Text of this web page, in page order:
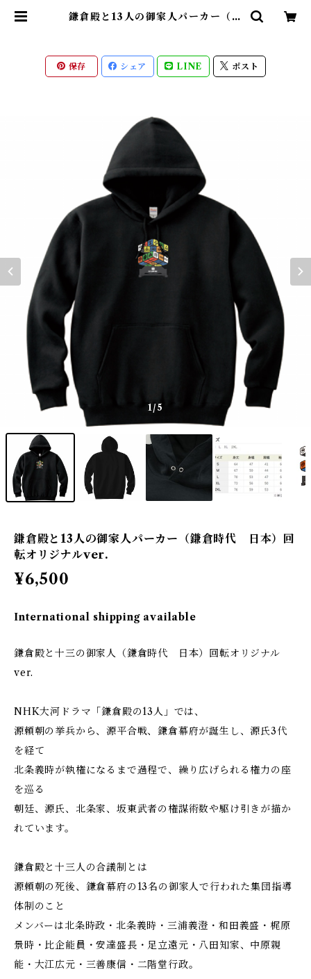
鎌倉殿と13人の御家人パーカー（鎌
ズのネット通販
保存 シェア LINE ポスト
1/5
鎌倉殿と13人の御家人パーカー（鎌倉時代 日本）回
転オリジナルver.
¥6,500
International shipping available
鎌倉殿と十三の御家人（鎌倉時代 日本）回転オリジナル
ver.
NHK大河ドラマ「鎌倉殿の13人」では、
源頼朝の挙兵から、源平合戦、鎌倉幕府が誕生し、源氏3代
を経て
北条義時が執権になるまで過程で、繰り広げられる権力の座
を巡る
朝廷、源氏、北条家、坂東武者の権謀術数や駆け引きが描か
れています。
鎌倉殿と十三人の合議制とは
源頼朝の死後、鎌倉幕府の13名の御家人で行われた集団指導
体制のこと
メンバーは北条時政・北条義時・三浦義澄・和田義盛・梶原
景時・比企能員・安達盛長・足立遠元・八田知家、中原親
能・大江広元・三善康信・二階堂行政。